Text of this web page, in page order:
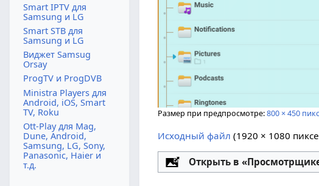
Размер при предпросмотре:800 × 450
Исходный файл ‎(1920 × 1080
Открыть в
Настройка
Smart IPTV для
Samsung и LG
Smart STB для
Samsung и LG
Виджет Samsug
Orsay
ProgTV и ProgDVB
Ministra Players для
Android, iOS, Smart
TV, Roku
Ott-Play для Mag,
Dune, Android,
Samsung, LG, Sony,
Panasonic, Haier и
т.д.